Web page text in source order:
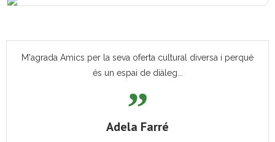
M'agrada Amics per la seva oferta cultural diversa i perquè
és un espai de diàleg...
Adela Farré